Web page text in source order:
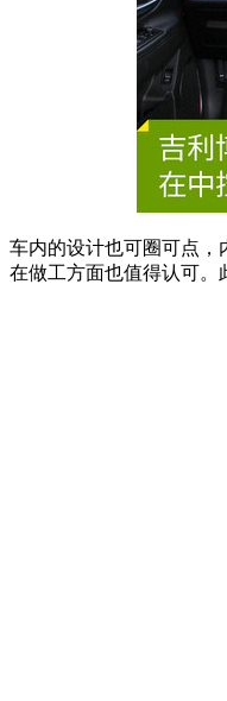
车内的设计也可圈可点，
在做工方面也值得认可。